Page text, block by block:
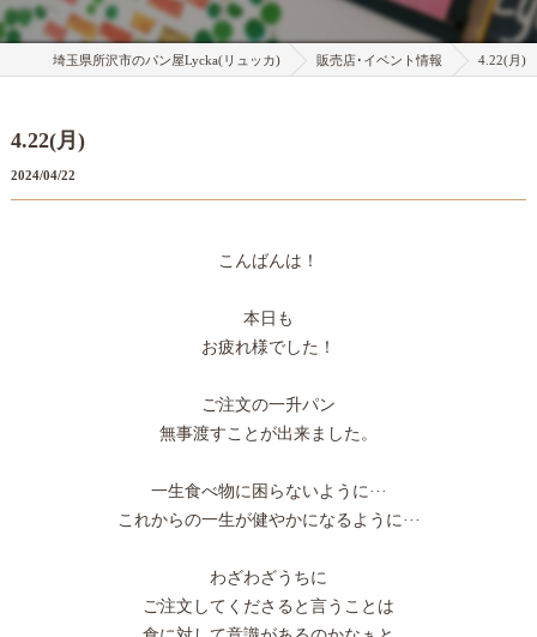
埼玉県所沢市のパン屋Lycka(リュッカ) 販売店･イベント情報 4.22(月)
4.22(月)
2024/04/22
こんばんは！
本日も
お疲れ様でした！
ご注文の一升パン
無事渡すことが出来ました。
一生食べ物に困らないように···
これからの一生が健やかになるように···
わざわざうちに
ご注文してくださると言うことは